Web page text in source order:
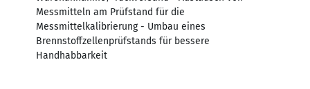
Messmitteln am Prüfstand für die
Messmittelkalibrierung - Umbau eines
Brennstoffzellenprüfstands für bessere
Handhabbarkeit